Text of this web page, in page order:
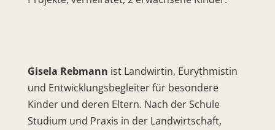
Gisela Rebmann ist Landwirtin, Eurythmistin
und Entwicklungsbegleiter für besondere
Kinder und deren Eltern. Nach der Schule
Studium und Praxis in der Landwirtschaft,